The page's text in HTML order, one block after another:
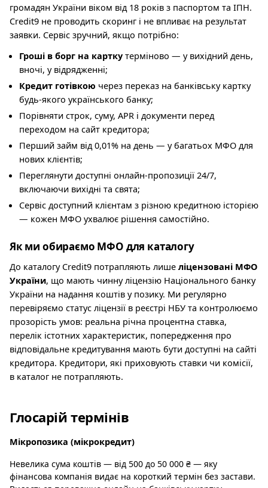
громадян України віком від 18 років з паспортом та ІПН.
Credit9 не проводить скоринг і не впливає на результат
заявки. Сервіс зручний, якщо потрібно:
Гроші в борг на карткутерміново — у вихідний день,
вночі, у відрядженні;
Кредит готівкою через переказ на банківську картку
будь-якого українського банку;
Порівняти строк, суму, APR і документи перед
переходом на сайт кредитора;
Перший займ від 0,01% на день — у багатьох МФО для
нових клієнтів;
Переглянути доступні онлайн-пропозиції 24/7,
включаючи вихідні та свята;
Сервіс доступний клієнтам з різною кредитною історією
— кожен МФО ухвалює рішення самостійно.
Як ми обираємо МФО для каталогу
До каталогу Credit9 потрапляють лише ліцензовані МФО
України, що мають чинну ліцензію Національного банку
України на надання коштів у позику. Ми регулярно
перевіряємо статус ліцензії в реєстрі НБУ та контролюємо
прозорість умов: реальна річна процентна ставка,
перелік істотних характеристик, попередження про
відповідальне кредитування мають бути доступні на сайті
кредитора. Кредитори, які приховують ставки чи комісії,
в каталог не потрапляють.
Глосарій термінів
Мікропозика (мікрокредит)
Невелика сума коштів — від 500 до 50 000 ₴ — яку
фінансова компанія видає на короткий термін без застави.